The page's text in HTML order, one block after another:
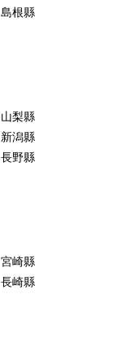
島根縣
山梨縣
新潟縣
長野縣
宮崎縣
長崎縣